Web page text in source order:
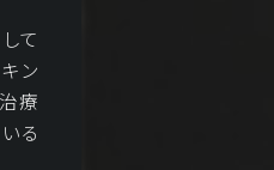
て
ン
療
る